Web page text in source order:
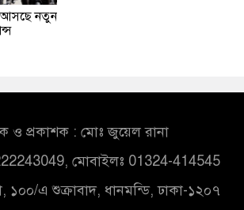
আসছে নতুন
ও প্রকাশক : মোঃ জুয়েল রানা
মোবাইলঃ 01324-414545
এ শুক্রাবাদ, ধানমন্ডি, ঢাকা-১২০৭